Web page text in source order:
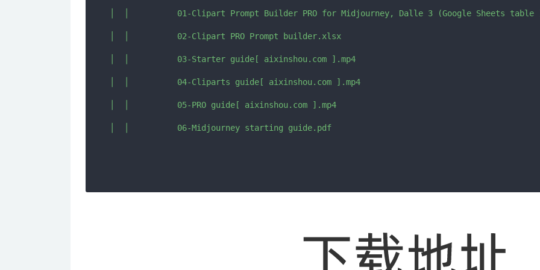
│  │          01-Clipart Prompt Builder PRO for Midjourney, Dalle 3 (Google Sheets table
│  │          02-Clipart PRO Prompt builder.xlsx
│  │          03-Starter guide[ aixinshou.com ].mp4
│  │          04-Cliparts guide[ aixinshou.com ].mp4
│  │          05-PRO guide[ aixinshou.com ].mp4